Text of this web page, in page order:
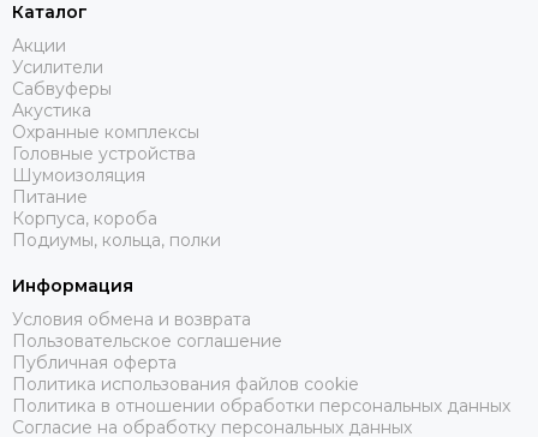
Каталог
Акции
Усилители
Сабвуферы
Акустика
Охранные комплексы
Головные устройства
Шумоизоляция
Питание
Корпуса, короба
Подиумы, кольца, полки
Информация
Условия обмена и возврата
Пользовательское соглашение
Публичная оферта
Политика использования файлов cookie
Политика в отношении обработки персональных данных
Согласие на обработку персональных данных